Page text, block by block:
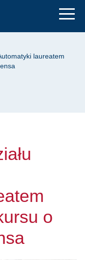
laureatem
o